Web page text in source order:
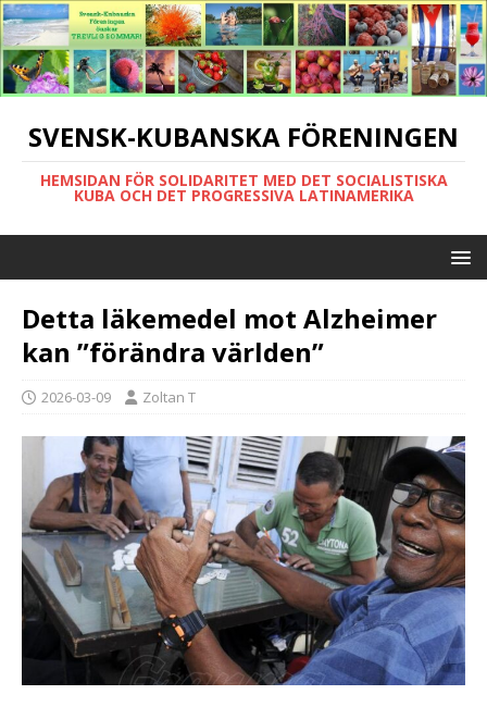
SVENSK-KUBANSKA FÖRENINGEN
HEMSIDAN FÖR SOLIDARITET MED DET SOCIALISTISKA
KUBA OCH DET PROGRESSIVA LATINAMERIKA
Detta läkemedel mot Alzheimer
kan ”förändra världen”
2026-03-09 Zoltan T